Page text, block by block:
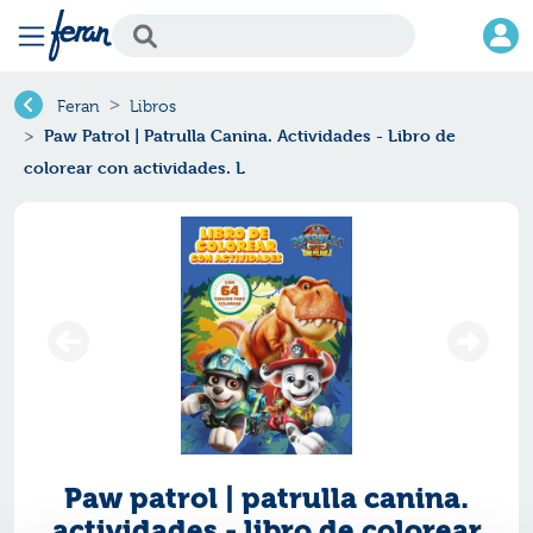
Feran Libros
Paw Patrol | Patrulla Canina. Actividades - Libro de
colorear con actividades. L
Paw patrol | patrulla canina.